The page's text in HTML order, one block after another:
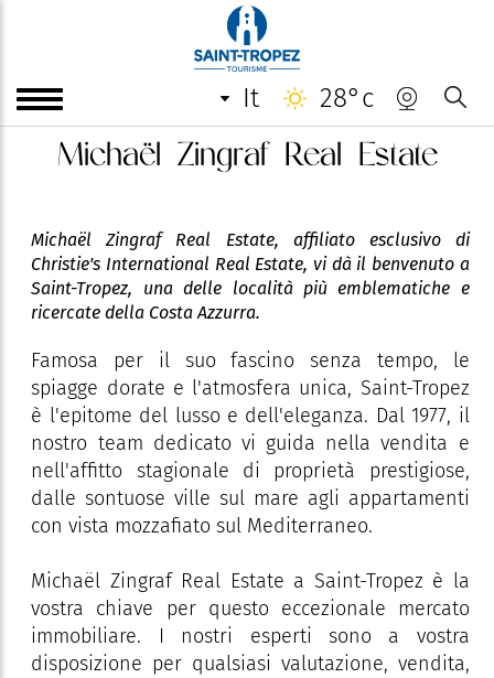
it 28°c
Michaël Zingraf Real Estate
Michaël Zingraf Real Estate, affiliato esclusivo di
Christie's International Real Estate, vi dà il benvenuto a
Saint-Tropez, una delle località più emblematiche e
ricercate della Costa Azzurra.
Famosa per il suo fascino senza tempo, le
spiagge dorate e l'atmosfera unica, Saint-Tropez
è l'epitome del lusso e dell'eleganza. Dal 1977, il
nostro team dedicato vi guida nella vendita e
nell'affitto stagionale di proprietà prestigiose,
dalle sontuose ville sul mare agli appartamenti
con vista mozzafiato sul Mediterraneo.
Michaël Zingraf Real Estate a Saint-Tropez è la
vostra chiave per questo eccezionale mercato
immobiliare. I nostri esperti sono a vostra
disposizione per qualsiasi valutazione, vendita,